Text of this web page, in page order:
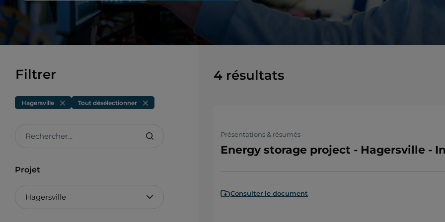
Filtrer
Hagersville Tout désélectionner
Projet
4 résultats
Présentations & résumés
Energy storage project - Hagersville -
Consulter le document